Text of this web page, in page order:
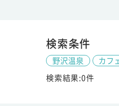
検索条件
野沢温泉
カフ
検索結果:0件